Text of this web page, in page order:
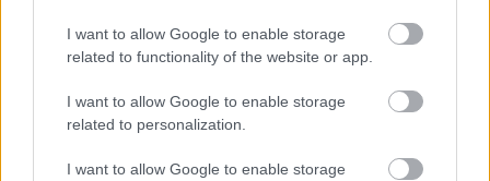
I want to allow Google to enable storage
related to functionality of the website or app.
I want to allow Google to enable storage
related to personalization.
I want to allow Google to enable storage